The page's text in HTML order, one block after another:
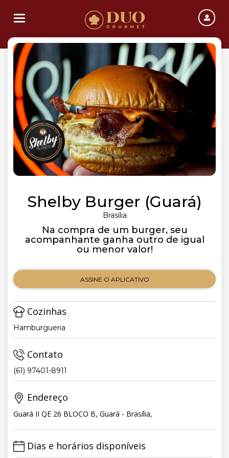
Toggle navigation
Shelby Burger (Guará)
Brasília
Na compra de um burger, seu
acompanhante ganha outro de igual
ou menor valor!
ASSINE O APLICATIVO
Cozinhas
Hamburgueria
Contato
(61) 97401-8911
Endereço
Guará II QE 26 BLOCO B, Guará - Brasília,
Dias e horários disponíveis